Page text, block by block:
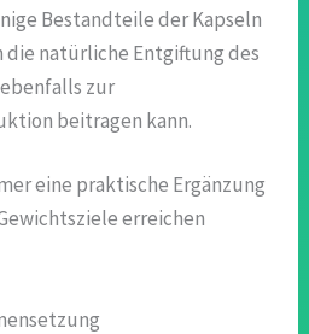
Bestandteile der Kapseln
natürliche Entgiftung des
zur
beitragen kann.
eine praktische Ergänzung
erreichen